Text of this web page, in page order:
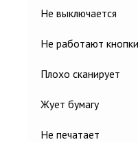
Не выключается
Не работают кнопки
Плохо сканирует
Жует бумагу
Не печатает